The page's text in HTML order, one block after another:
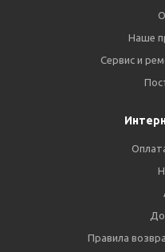
Наше
Сервис и
Правила